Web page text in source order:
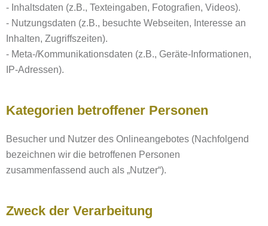
- Inhaltsdaten (z.B., Texteingaben, Fotografien, Videos).
- Nutzungsdaten (z.B., besuchte Webseiten, Interesse an
Inhalten, Zugriffszeiten).
- Meta-/Kommunikationsdaten (z.B., Geräte-Informationen,
IP-Adressen).
Kategorien betroffener Personen
Besucher und Nutzer des Onlineangebotes (Nachfolgend
bezeichnen wir die betroffenen Personen
zusammenfassend auch als „Nutzer“).
Zweck der Verarbeitung